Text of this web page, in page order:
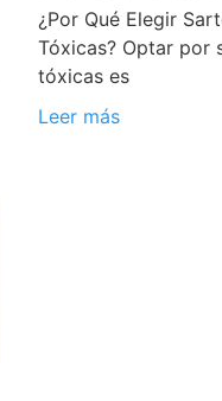
¿Por Qué Elegir
Tóxicas? Optar por
tóxicas es
Leer más